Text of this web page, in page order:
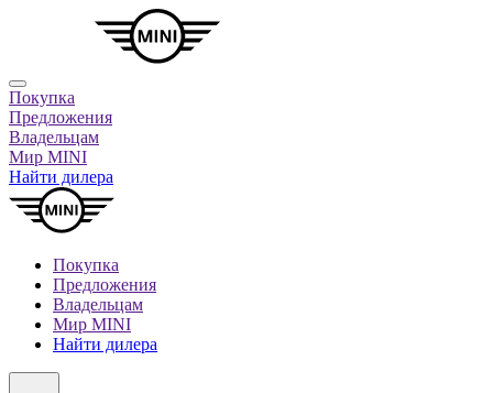
Покупка
Предложения
Владельцам
Мир MINI
Найти дилера
Покупка
Предложения
Владельцам
Мир MINI
Найти дилера